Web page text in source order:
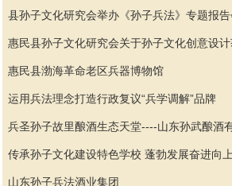
县孙子文化研究会举办《孙子兵法》专题报告
惠民县孙子文化研究会关于孙子文化创意设
惠民县渤海革命老区兵器博物馆
运用兵法理念打造行政复议“兵学调解”品牌
兵圣孙子故里酿酒生态天堂----山东孙武酿酒
传承孙子文化建设特色学校 蓬勃发展奋进向
山东孙子兵法酒业集团